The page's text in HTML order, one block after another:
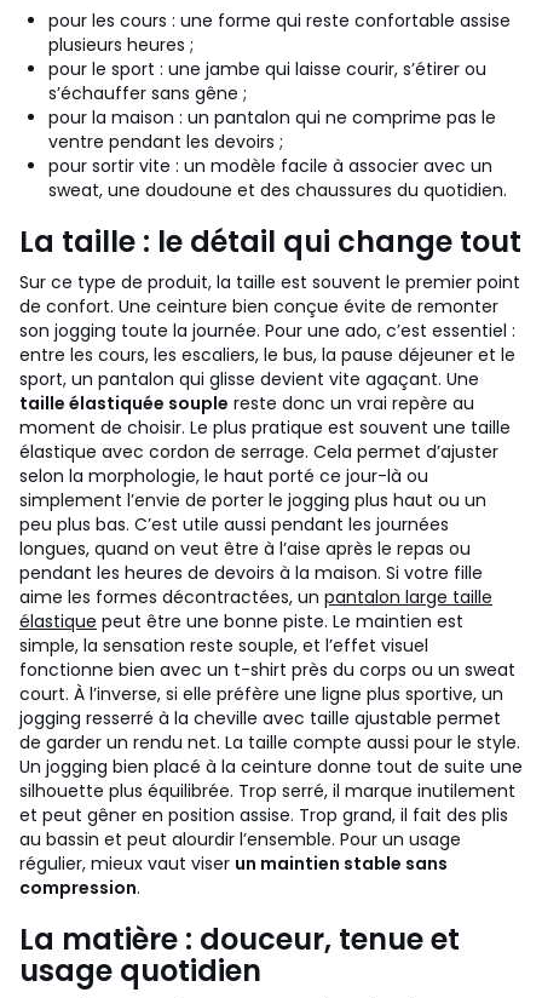
pour les cours : une forme qui reste confortable assise
plusieurs heures ;
pour le sport : une jambe qui laisse courir, s’étirer ou
s’échauffer sans gêne ;
pour la maison : un pantalon qui ne comprime pas le
ventre pendant les devoirs ;
pour sortir vite : un modèle facile à associer avec un
sweat, une doudoune et des chaussures du quotidien.
La taille : le détail qui change tout
Sur ce type de produit, la taille est souvent le premier point
de confort. Une ceinture bien conçue évite de remonter
son jogging toute la journée. Pour une ado, c’est essentiel :
entre les cours, les escaliers, le bus, la pause déjeuner et le
sport, un pantalon qui glisse devient vite agaçant. Une
taille élastiquée souple reste donc un vrai repère au
moment de choisir. Le plus pratique est souvent une taille
élastique avec cordon de serrage. Cela permet d’ajuster
selon la morphologie, le haut porté ce jour-là ou
simplement l’envie de porter le jogging plus haut ou un
peu plus bas. C’est utile aussi pendant les journées
longues, quand on veut être à l’aise après le repas ou
pendant les heures de devoirs à la maison. Si votre fille
aime les formes décontractées, un pantalon large taille
élastique peut être une bonne piste. Le maintien est
simple, la sensation reste souple, et l’effet visuel
fonctionne bien avec un t-shirt près du corps ou un sweat
court. À l’inverse, si elle préfère une ligne plus sportive, un
jogging resserré à la cheville avec taille ajustable permet
de garder un rendu net. La taille compte aussi pour le style.
Un jogging bien placé à la ceinture donne tout de suite une
silhouette plus équilibrée. Trop serré, il marque inutilement
et peut gêner en position assise. Trop grand, il fait des plis
au bassin et peut alourdir l’ensemble. Pour un usage
régulier, mieux vaut viser un maintien stable sans
compression.
La matière : douceur, tenue et
usage quotidien